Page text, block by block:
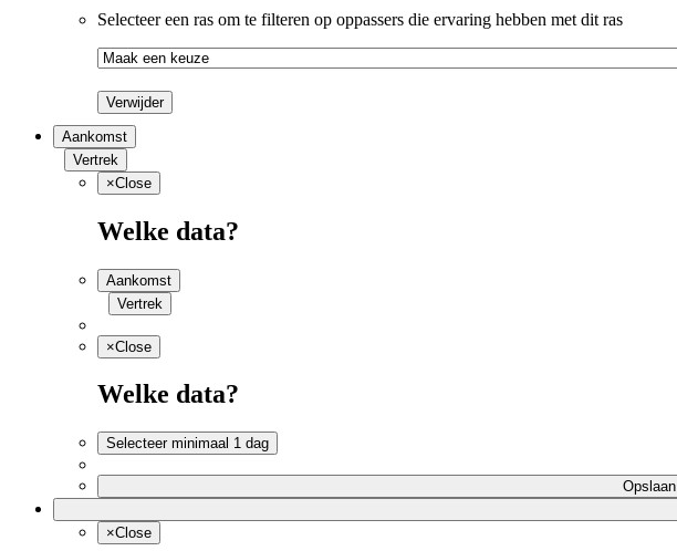
Selecteer een ras om te filteren op oppassers die ervaring hebben met dit ras
Verwijder
Aankomst
Vertrek
×Close
Welke data?
Aankomst
Vertrek
×Close
Welke data?
Selecteer minimaal 1 dag
Opslaan
×Close